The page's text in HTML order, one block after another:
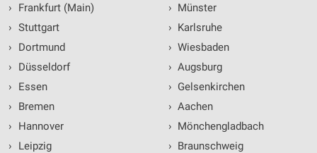
›
Frankfurt (Main)
› Stuttgart
›
Dortmund
›
Düsseldorf
›
Essen
›
Bremen
›
Hannover
›
Leipzig
› Münster
› Karlsruhe
› Wiesbaden
› Augsburg
› Gelsenkirchen
› Aachen
› Mönchengladbach
› Braunschweig